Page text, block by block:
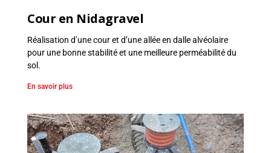
Cour en Nidagravel
Réalisation d’une cour et d’une allée en dalle alvéolaire
pour une bonne stabilité et une meilleure perméabilité du
sol.
En savoir plus